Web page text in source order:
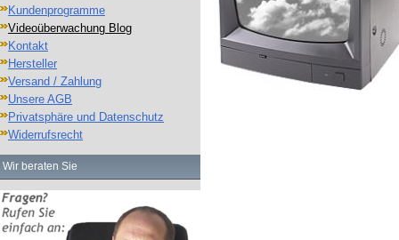
Kundenprogramme
Videoüberwachung Blog
Kontakt
Hersteller
Versand / Zahlung
Unsere AGB
Privatsphäre und Datenschutz
Widerrufsrecht
Wir beraten Sie